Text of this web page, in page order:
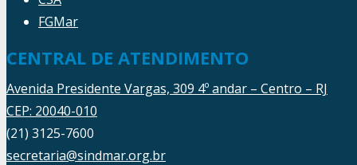
FGMar
CENTRAL DE ATENDIMENTO
Avenida Presidente Vargas, 309 4º andar – Centro – RJ
CEP: 20040-010
(21) 3125-7600
secretaria@sindmar.org.br